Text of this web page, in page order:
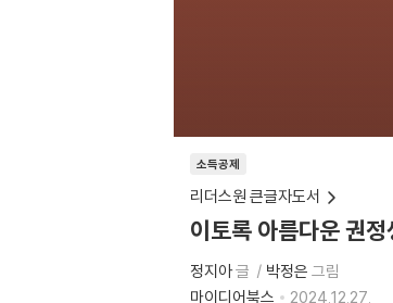
소득공제
리더스원 큰글자도서
이토록 아름다운 권
정지아글 박정은 그림
마이디어북스
2024.12.27.